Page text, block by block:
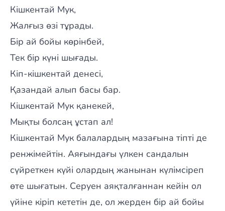
Кішкентай Мук,
Жалғыз өзі тұрады.
Бір ай бойы көрінбей,
Тек бір күні шығады.
Кіп-кішкентай денесі,
Қазандай алып басы бар.
Кішкентай Мук қанекей,
Мықты болсаң ұстап ал!
Кішкентай Мук балалардың мазағына тіпті де
ренжімейтін. Аяғындағы үлкен сандалын
сүйреткен күйі олардың жанынан күлімсіреп
өте шығатын. Серуен аяқталғаннан кейін ол
үйіне кіріп кететін де, ол жерден бір ай бойы